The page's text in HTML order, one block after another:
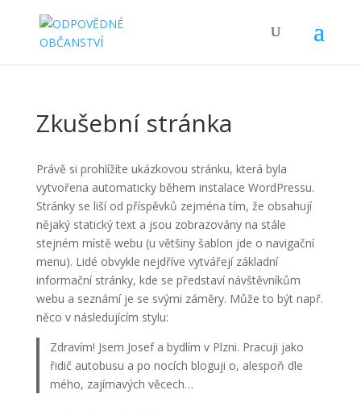
Zkušební stránka
Právě si prohlížíte ukázkovou stránku, která byla
vytvořena automaticky během instalace WordPressu.
Stránky se liší od příspěvků zejména tím, že obsahují
nějaký statický text a jsou zobrazovány na stále
stejném místě webu (u většiny šablon jde o navigační
menu). Lidé obvykle nejdříve vytvářejí základní
informační stránky, kde se představí návštěvníkům
webu a seznámí je se svými záměry. Může to být např.
něco v následujícím stylu:
Zdravím! Jsem Josef a bydlím v Plzni. Pracuji jako
řidič autobusu a po nocích bloguji o, alespoň dle
mého, zajímavých věcech…